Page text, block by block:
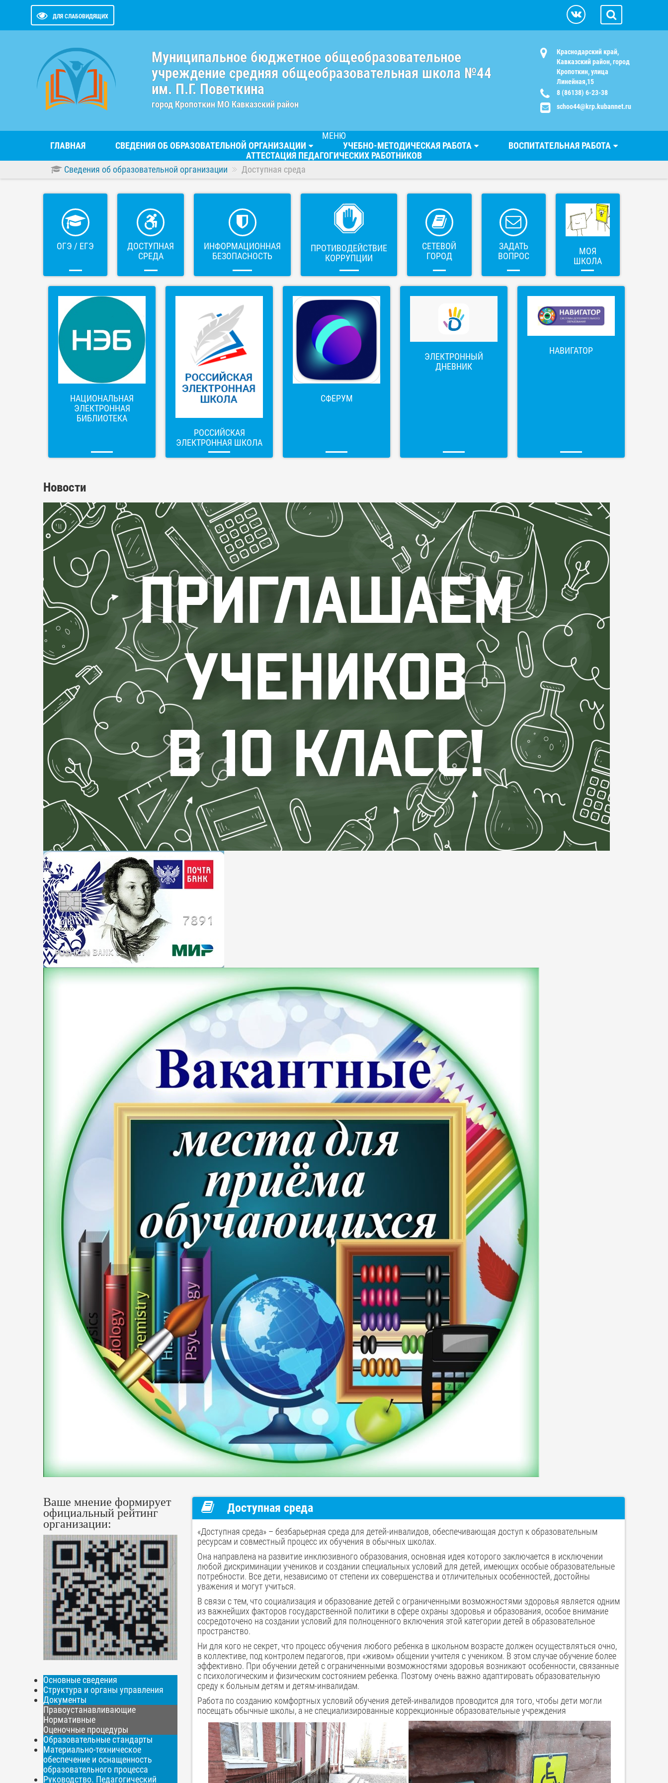
ДЛЯ СЛАБОВИДЯЩИХ
Муниципальное бюджетное общеобразовательное
учреждение средняя общеобразовательная школа №44
им. П.Г. Поветкина
город Кропоткин МО Кавказский район
Краснодарский край,
Кавказский район, город
Кропоткин, улица
Линейная,15
8 (86138) 6-23-38
schoo44@krp.kubannet.ru
МЕНЮ
ГЛАВНАЯ
СВЕДЕНИЯ ОБ ОБРАЗОВАТЕЛЬНОЙ ОРГАНИЗАЦИИ УЧЕБНО-МЕТОДИЧЕСКАЯ РАБОТА
ВОСПИТАТЕЛЬНАЯ РАБОТА
АТТЕСТАЦИЯ ПЕДАГОГИЧЕСКИХ РАБОТНИКОВ
Сведения об образовательной организации
Доступная среда
ОГЭ / ЕГЭ
ДОСТУПНАЯ
СРЕДА
ИНФОРМАЦИОННАЯ
БЕЗОПАСНОСТЬ
ПРОТИВОДЕЙСТВИЕ
КОРРУПЦИИ
СЕТЕВОЙ
ГОРОД
ЗАДАТЬ
ВОПРОС
МОЯ
ШКОЛА
НАЦИОНАЛЬНАЯ
ЭЛЕКТРОННАЯ
БИБЛИОТЕКА
РОССИЙСКАЯ
ЭЛЕКТРОННАЯ ШКОЛА
СФЕРУМ
ЭЛЕКТРОННЫЙ
ДНЕВНИК
НАВИГАТОР
Новости
Ваше мнение формирует
официальный рейтинг
организации:
Основные сведения
Структура и органы управления
Документы
Правоустанавливающие
Нормативные
Оценочные процедуры
Образовательные стандарты
Материально-техническое
обеспечение и оснащенность
образовательного процесса
Руководство. Педагогический
Доступная среда
«Доступная среда» – безбарьерная среда для детей-инвалидов, обеспечивающая доступ к образовательным
ресурсам и совместный процесс их обучения в обычных школах.
Она направлена на развитие инклюзивного образования, основная идея которого заключается в исключении
любой дискриминации учеников и создании специальных условий для детей, имеющих особые образовательные
потребности. Все дети, независимо от степени их совершенства и отличительных особенностей, достойны
уважения и могут учиться.
В связи с тем, что социализация и образование детей с ограниченными возможностями здоровья является одним
из важнейших факторов государственной политики в сфере охраны здоровья и образования, особое внимание
сосредоточено на создании условий для полноценного включения этой категории детей в образовательное
пространство.
Ни для кого не секрет, что процесс обучения любого ребенка в школьном возрасте должен осуществляться очно,
в коллективе, под контролем педагогов, при «живом» общении учителя с учеником. В этом случае обучение более
эффективно. При обучении детей с ограниченными возможностями здоровья возникают особенности, связанные
с психологическим и физическим состоянием ребенка. Поэтому очень важно адаптировать образовательную
среду к больным детям и детям-инвалидам.
Работа по созданию комфортных условий обучения детей-инвалидов проводится для того, чтобы дети могли
посещать обычные школы, а не специализированные коррекционные образовательные учреждения